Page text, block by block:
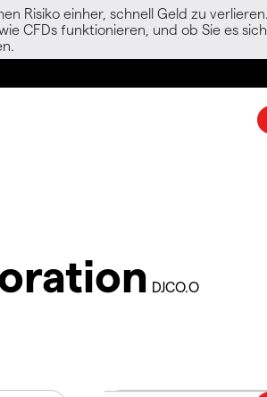
Risiko einher, schnell Geld zu verlieren.
CFDs funktionieren, und ob Sie es
DJCO.O